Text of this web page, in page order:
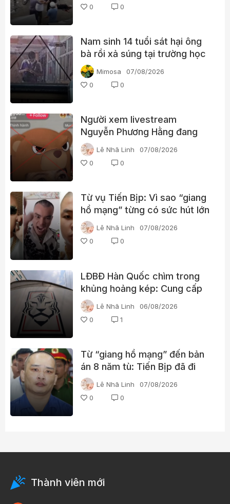
0 0
Nam sinh 14 tuổi sát hại ông
bà rồi xả súng tại trường học
Thái Lan
Mimosa
07/08/2026
0
0
Người xem livestream
Nguyễn Phương Hằng đang
tìm kiếm điều gì?
Lê Nhã Linh
07/08/2026
0
0
Từ vụ Tiến Bịp: Vì sao “giang
hồ mạng” từng có sức hút lớn
với người xem?
Lê Nhã Linh
07/08/2026
0
0
LĐBĐ Hàn Quốc chìm trong
khủng hoảng kép: Cung cấp
gái gọi cho trọng tài, cảnh sát
đột kích trụ sở
Lê Nhã Linh
06/08/2026
0
1
Từ “giang hồ mạng” đến bản
án 8 năm tù: Tiến Bịp đã đi
qua những gì?
Lê Nhã Linh
07/08/2026
0
0
Thành viên mới